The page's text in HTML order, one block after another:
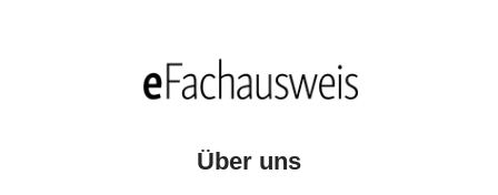
Über uns